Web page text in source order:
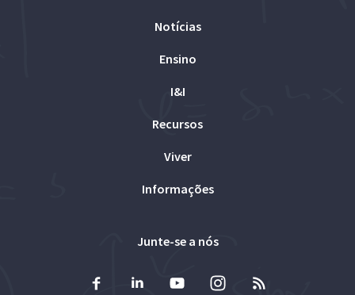
Notícias
Ensino
I&I
Recursos
Viver
Informações
Junte-se a nós